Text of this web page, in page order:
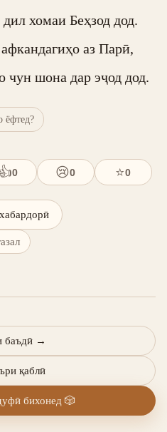
хомаи Беҳзод дод.
аз Парӣ,
чун шона дар эҷод дод.
ёфтед?
👍0 😢0 ⭐0
қаблӣ
баъдӣ →
бихонед 🎲